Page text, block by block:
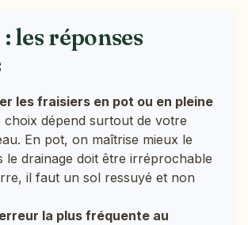
les réponses
les fraisiers en pot ou en pleine
dépend surtout de votre
En pot, on maîtrise mieux le
le drainage doit être irréprochable
il faut un sol ressuyé et non
la plus fréquente au